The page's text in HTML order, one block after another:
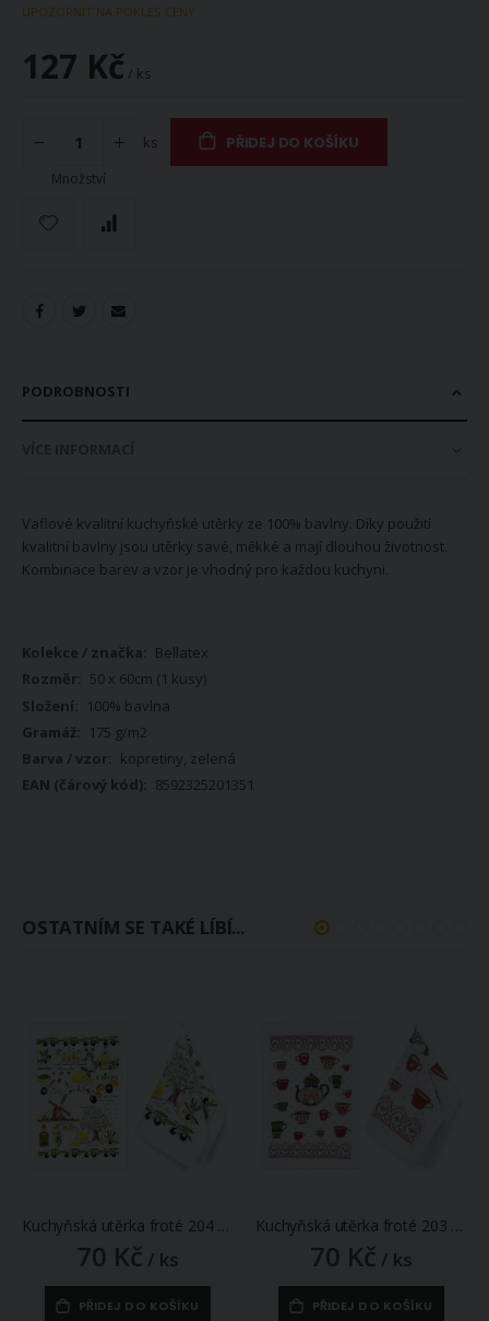
UPOZORNIT NA POKLES CENY
127 Kč / ks
Množství
ks PŘIDEJ DO KOŠÍKU
PODROBNOSTI
Vaflové kvalitní kuchyňské utěrky ze 100% bavlny. Díky použití
kvalitní bavlny jsou utěrky savé, měkké a mají dlouhou životnost.
Kombinace barev a vzor je vhodný pro každou kuchyni.
Více
informací
Bellatex
50 x 60cm (1 kusy)
100% bavlna
175 g/m2
kopretiny, zelená
8592325201351
OSTATNÍM SE TAKÉ LÍBÍ...
Kuchyňská utěrka froté 204 OLIVY, zeleno-žlutá 1 kus, 40x60cm
70 Kč / ks
PŘIDEJ DO KOŠÍKU
Kuchyňská utěrka froté 203 ČAJOVÁ KONVIČKA, zelená 1 kus, 40x60cm
70 Kč / ks
PŘIDEJ DO KOŠÍKU